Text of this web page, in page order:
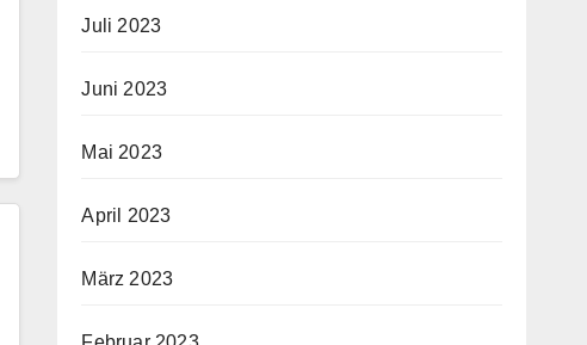
Juli 2023
Juni 2023
Mai 2023
April 2023
März 2023